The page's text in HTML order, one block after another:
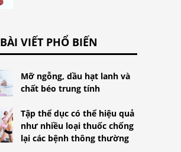
BÀI VIẾT PHỔ BIẾN
Mỡ ngỗng, dầu hạt lanh và
chất béo trung tính
Tập thể dục có thể hiệu quả
như nhiều loại thuốc chống
lại các bệnh thông thường